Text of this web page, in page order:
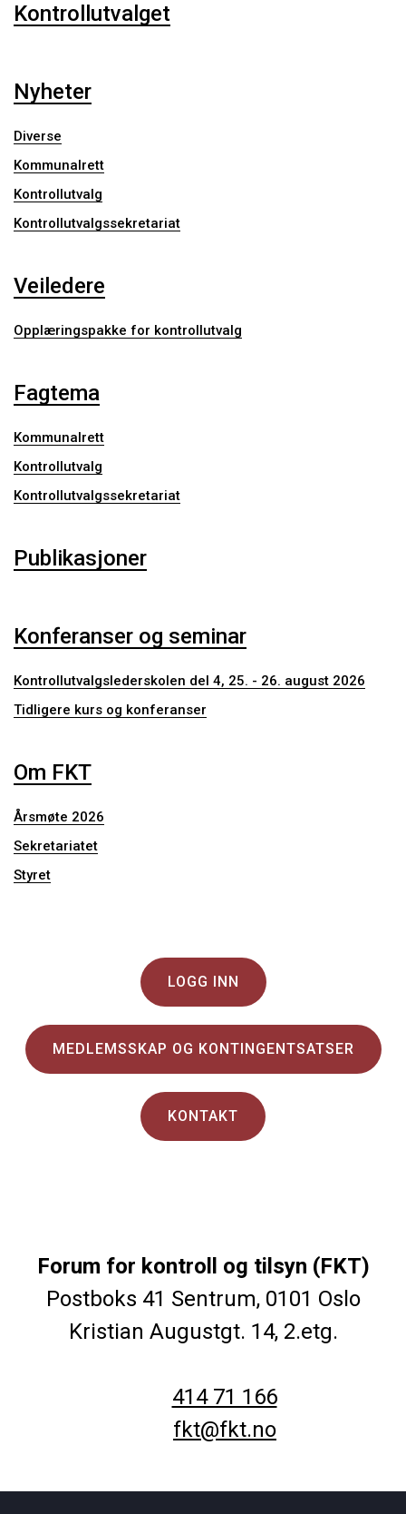
Kontrollutvalget
Nyheter
Diverse
Kommunalrett
Kontrollutvalg
Kontrollutvalgssekretariat
Veiledere
Opplæringspakke for kontrollutvalg
Fagtema
Kommunalrett
Kontrollutvalg
Kontrollutvalgssekretariat
Publikasjoner
Konferanser og seminar
Kontrollutvalgslederskolen del 4, 25. - 26. august 2026
Tidligere kurs og konferanser
Om FKT
Årsmøte 2026
Sekretariatet
Styret
LOGG INN
MEDLEMSSKAP OG KONTINGENTSATSER
KONTAKT
Forum for kontroll og tilsyn (FKT)
Postboks 41 Sentrum, 0101 Oslo
Kristian Augustgt. 14, 2.etg.
414 71 166
fkt@fkt.no